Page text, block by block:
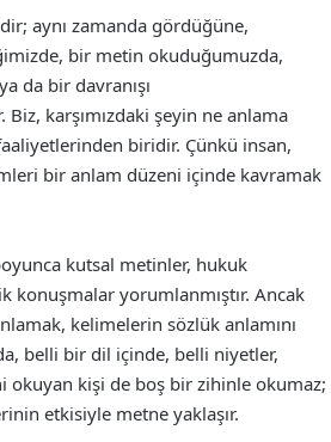
aynı zamanda gördüğüne,
bir metin okuduğumuzda,
da bir davranışı
karşımızdaki şeyin ne anlama
biridir. Çünkü insan,
bir anlam düzeni içinde kavramak
kutsal metinler, hukuk
yorumlanmıştır. Ancak
kelimelerin sözlük anlamını
belli bir dil içinde, belli niyetler,
okuyan kişi de boş bir zihinle okumaz;
etkisiyle metne yaklaşır.